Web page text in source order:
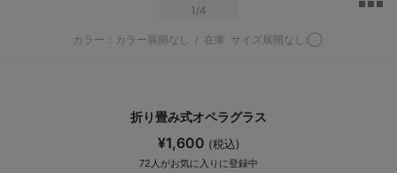
1 /4
カラー：カラー展開なし / 在庫 サイズ展開なし:◯
折り畳み式オペラグラス
¥1,600 (税込)
72 人がお気に入りに登録中